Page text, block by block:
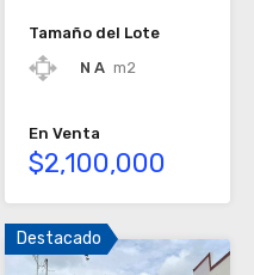
Tamaño del Lote
N A m2
En Venta
$2,100,000
Destacado